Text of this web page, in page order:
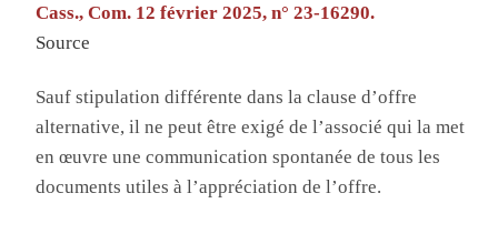
Cass., Com. 12 février 2025, n° 23-16290.
Source
Sauf stipulation différente dans la clause d’offre
alternative, il ne peut être exigé de l’associé qui la met
en œuvre une communication spontanée de tous les
documents utiles à l’appréciation de l’offre.